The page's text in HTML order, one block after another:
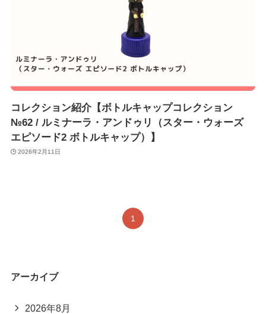
コレクション紹介【ボトルキャップコレクション
№62 / ルミナーラ・アンドゥリ（スター・ウォーズ
エピソード2 ボトルキャップ）】
2026年2月11日
1
アーカイブ
2026年8月